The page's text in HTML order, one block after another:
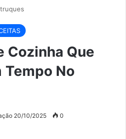
Cozinha Que
Tempo No
20/10/2025 0